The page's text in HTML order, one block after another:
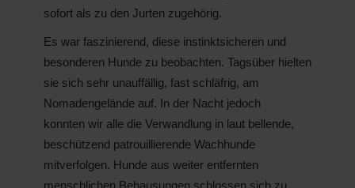
sofort als zu den Jurten zugehörig.
Es war faszinierend, diese instinktsicheren und
besonderen Hunde zu beobachten. Tagsüber hielten
sie sich sehr unauffällig, fast schläfrig, am
Nomadengelände auf. In der Nacht jedoch
konnten wir alle die Verwandlung in laut bellende,
beschützend patrouillierende Wachhunde
mitverfolgen. Hunde aus weiter entfernten
menschlichen Behausungen schlossen sich zu